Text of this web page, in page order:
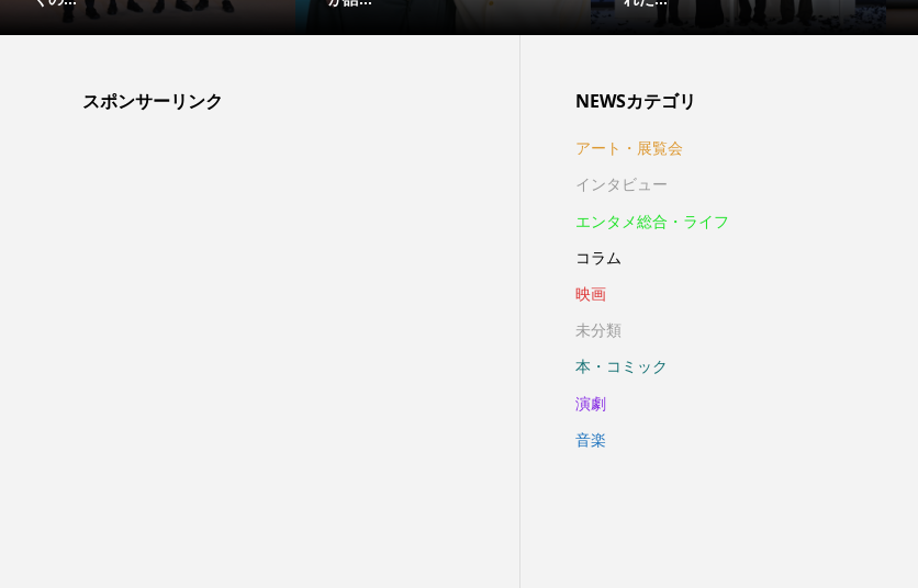
スポンサーリンク NEWSカテゴリ
アート・展覧会
インタビュー
エンタメ総合・ライフ
コラム
映画
未分類
本・コミック
演劇
音楽